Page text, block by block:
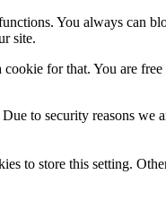
You always can
site.
for that. You are
to security reasons we
to store this setting.